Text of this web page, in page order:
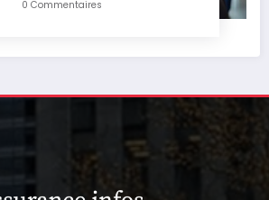
0 Commentaires